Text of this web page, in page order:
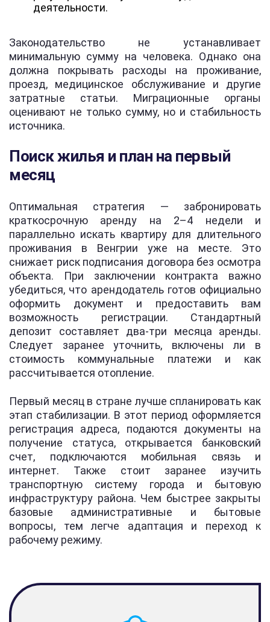
деятельности.
Законодательство не устанавливает
минимальную сумму на человека. Однако она
должна покрывать расходы на проживание,
проезд, медицинское обслуживание и другие
затратные статьи. Миграционные органы
оценивают не только сумму, но и стабильность
источника.
Поиск жилья и план на первый
месяц
Оптимальная стратегия — забронировать
краткосрочную аренду на 2–4 недели и
параллельно искать квартиру для длительного
проживания в Венгрии уже на месте. Это
снижает риск подписания договора без осмотра
объекта. При заключении контракта важно
убедиться, что арендодатель готов официально
оформить документ и предоставить вам
возможность регистрации. Стандартный
депозит составляет два-три месяца аренды.
Следует заранее уточнить, включены ли в
стоимость коммунальные платежи и как
рассчитывается отопление.
Первый месяц в стране лучше спланировать как
этап стабилизации. В этот период оформляется
регистрация адреса, подаются документы на
получение статуса, открывается банковский
счет, подключаются мобильная связь и
интернет. Также стоит заранее изучить
транспортную систему города и бытовую
инфраструктуру района. Чем быстрее закрыты
базовые административные и бытовые
вопросы, тем легче адаптация и переход к
рабочему режиму.